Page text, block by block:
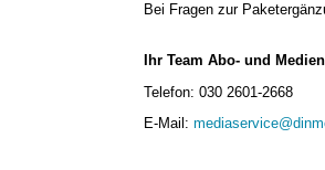
Bei Fragen zur
Ihr Team Abo- und
Telefon: 030 2601-2668
E-Mail: